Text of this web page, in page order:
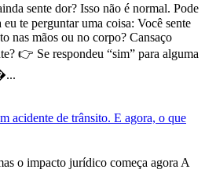
sente dor? Isso não é normal. Pode
te perguntar uma coisa: Você sente
nas mãos ou no corpo? Cansaço
👉 Se respondeu “sim” para alguma
acidente de trânsito. E agora, o que
o impacto jurídico começa agora A